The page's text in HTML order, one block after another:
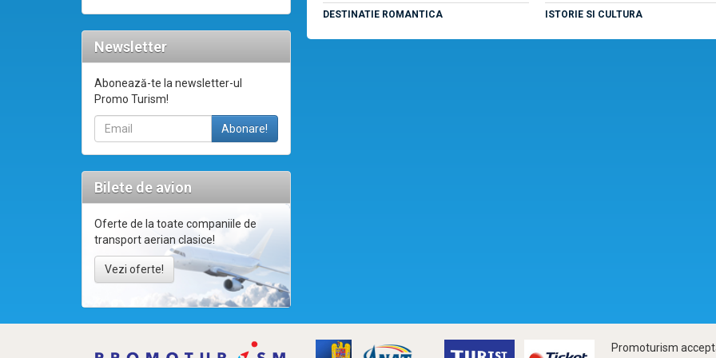
Newsletter
Abonează-te la newsletter-ul
Promo Turism!
Bilete de avion
Oferte de la toate companiile de
transport aerian clasice!
Vezi oferte!
DESTINATIE ROMANTICA ISTORIE SI CULTURA
Promoturism